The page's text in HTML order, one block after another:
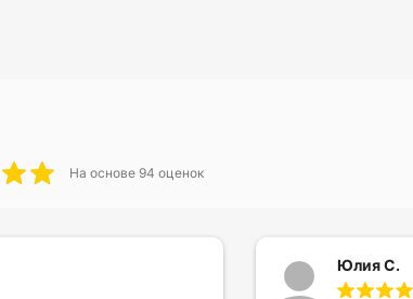
На основе 94 оценок
Юлия С.